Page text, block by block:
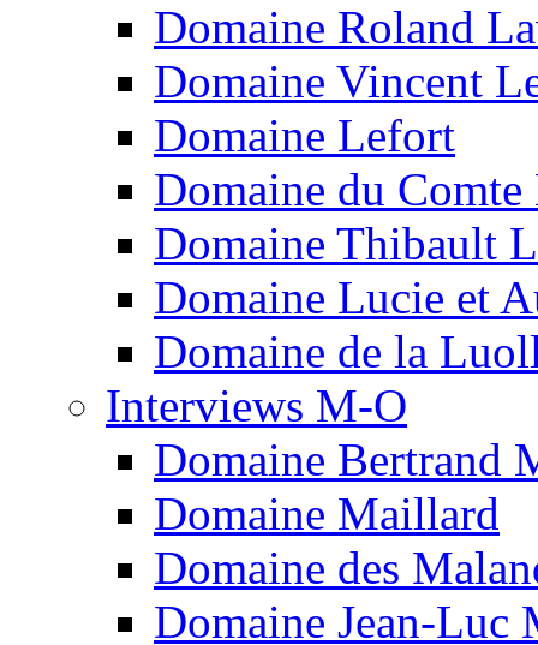
Domaine Roland
Domaine Vincent
Domaine Lefort
Domaine du
Domaine Thibault
Domaine Lucie et
Domaine de la
Interviews M-O
Domaine Bertrand
Domaine Maillard
Domaine des
Domaine Jean-Luc